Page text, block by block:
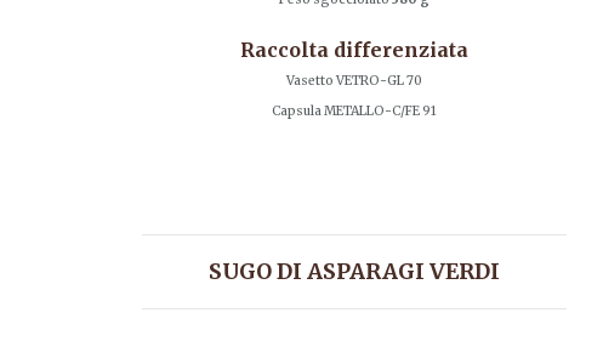
Raccolta differenziata
Vasetto VETRO-GL 70
Capsula METALLO-C/FE 91
SUGO DI ASPARAGI VERDI